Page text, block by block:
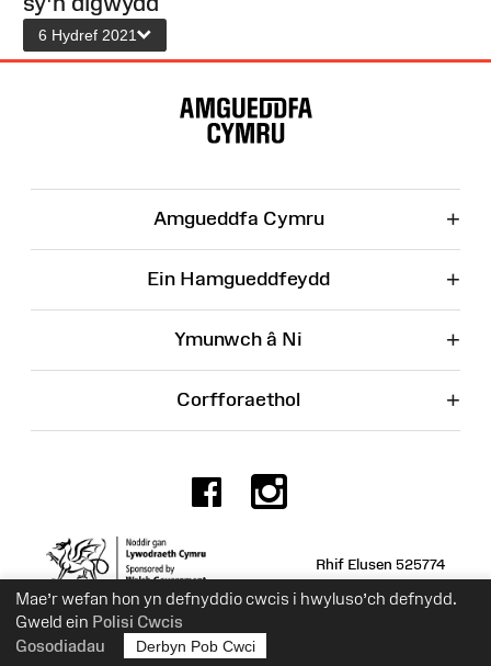
Mae’r wefan hon yn defnyddio cwcis i hwyluso’ch defnydd.
Gweld ein Polisi Cwcis
Gosodiadau
Derbyn Pob Cwci
6 Hydref 2021
Amgueddfa Cymru +
Ein Hamgueddfeydd +
Ymunwch â Ni +
Corfforaethol +
Facebook
Rhif Elusen 525774